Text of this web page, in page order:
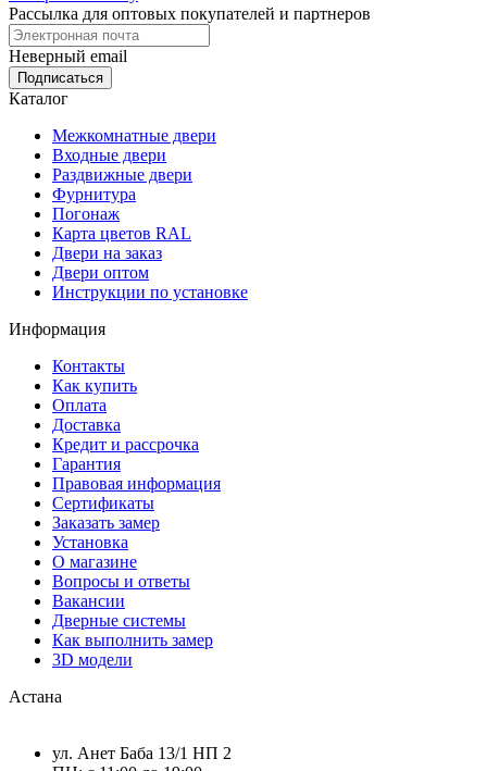
Рассылка для оптовых покупателей и партнеров
Неверный email
Каталог
Межкомнатные двери
Входные двери
Раздвижные двери
Фурнитура
Погонаж
Карта цветов RAL
Двери на заказ
Двери оптом
Инструкции по установке
Информация
Контакты
Как купить
Оплата
Доставка
Кредит и рассрочка
Гарантия
Правовая информация
Сертификаты
Заказать замер
Установка
О магазине
Вопросы и ответы
Вакансии
Дверные системы
Как выполнить замер
3D модели
Астана
ул. Анет Баба 13/1 НП 2